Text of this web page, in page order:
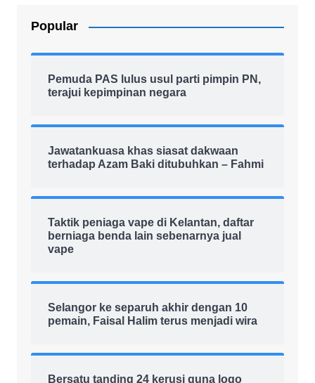
Popular
Pemuda PAS lulus usul parti pimpin PN,
terajui kepimpinan negara
Jawatankuasa khas siasat dakwaan
terhadap Azam Baki ditubuhkan – Fahmi
Taktik peniaga vape di Kelantan, daftar
berniaga benda lain sebenarnya jual
vape
Selangor ke separuh akhir dengan 10
pemain, Faisal Halim terus menjadi wira
Bersatu tanding 24 kerusi guna logo